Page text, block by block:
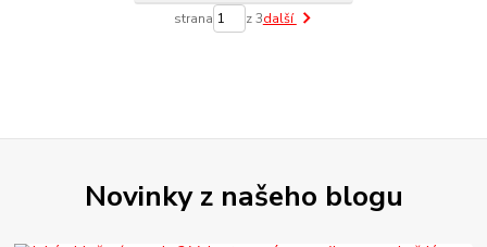
strana z 3další
Novinky z našeho blogu